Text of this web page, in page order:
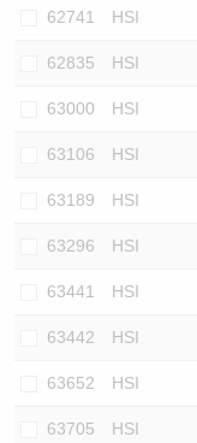
62741 HSI
62835 HSI
63000 HSI
63106 HSI
63189 HSI
63296 HSI
63441 HSI
63442 HSI
63652 HSI
63705 HSI